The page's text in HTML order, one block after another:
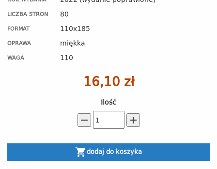
LICZBA STRON 80
FORMAT 110x185
OPRAWA miękka
WAGA 110
16,10 zł
Ilość
remove add
shopping_cartdodaj do koszyka